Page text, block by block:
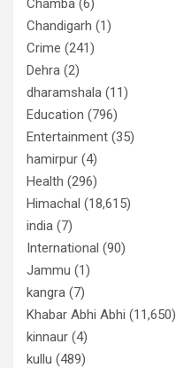
Chamba (6)
Chandigarh (1)
Crime (241)
Dehra (2)
dharamshala (11)
Education (796)
Entertainment (35)
hamirpur (4)
Health (296)
Himachal (18,615)
india (7)
International (90)
Jammu (1)
kangra (7)
Khabar Abhi Abhi (11,650)
kinnaur (4)
kullu (489)